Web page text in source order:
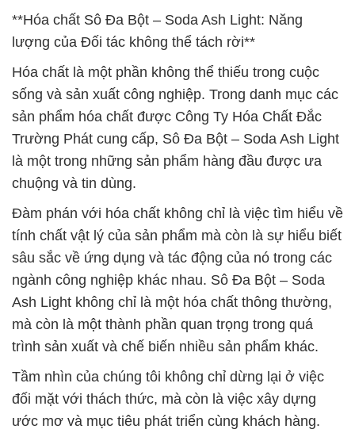
**Hóa chất Sô Đa Bột – Soda Ash Light: Năng
lượng của Đối tác không thể tách rời**
Hóa chất là một phần không thể thiếu trong cuộc
sống và sản xuất công nghiệp. Trong danh mục các
sản phẩm hóa chất được Công Ty Hóa Chất Đắc
Trường Phát cung cấp, Sô Đa Bột – Soda Ash Light
là một trong những sản phẩm hàng đầu được ưa
chuộng và tin dùng.
Đàm phán với hóa chất không chỉ là việc tìm hiểu về
tính chất vật lý của sản phẩm mà còn là sự hiểu biết
sâu sắc về ứng dụng và tác động của nó trong các
ngành công nghiệp khác nhau. Sô Đa Bột – Soda
Ash Light không chỉ là một hóa chất thông thường,
mà còn là một thành phần quan trọng trong quá
trình sản xuất và chế biến nhiều sản phẩm khác.
Tầm nhìn của chúng tôi không chỉ dừng lại ở việc
đối mặt với thách thức, mà còn là việc xây dựng
ước mơ và mục tiêu phát triển cùng khách hàng.